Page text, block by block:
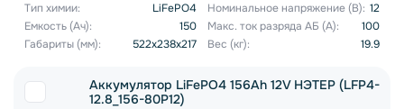
Тип химии: LiFePO4 Номинальное напряжение (В): 12
Емкость (Ач):
150 Макс. ток разряда АБ (А):
100
Габариты (мм):
522x238x217 Вес (кг): 19.9
Аккумулятор LiFePO4 156Ah 12V НЭТЕР (LFP4-
12.8_156-80P12)